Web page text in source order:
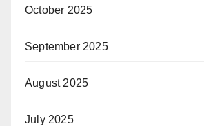
October 2025
September 2025
August 2025
July 2025